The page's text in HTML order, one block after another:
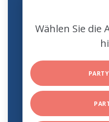
Wählen Sie die